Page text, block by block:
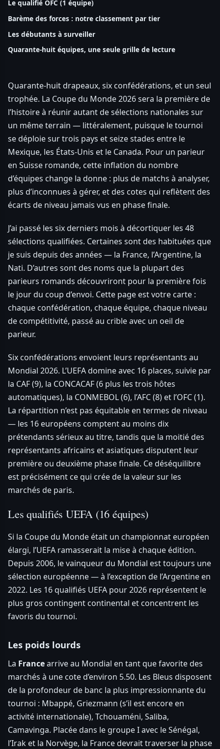
Le qualifié OFC (1 équipe)
Barème des forces : notre classement par tier
Les débutants à surveiller
Quarante-huit équipes, une seule grille de lecture
Quarante-huit drapeaux, six confédérations, et un seul
trophée. La Coupe du Monde 2026 sera la première de
l’histoire à réunir autant de sélections nationales sur
un même terrain — littéralement, puisque le tournoi
se déploie sur trois pays et seize stades entre le
Mexique, les États-Unis et le Canada. Pour un parieur
en Suisse romande, cette inflation du nombre
d’équipes change la donne : plus de matchs à analyser,
plus d’inconnues à gérer, et des cotes qui reflètent des
écarts de niveau jamais vus en phase finale.
J’ai passé les six derniers mois à décortiquer les 48
sélections qualifiées. Certaines sont des habituées que
je suis depuis des années — la France, l’Argentine, la
Nati. D’autres sont des noms que la plupart des
parieurs romands découvriront pour la première fois
le jour du coup d’envoi. Cette page est votre carte :
chaque confédération, chaque équipe, chaque niveau
de compétitivité, passé au crible avec un oeil de
parieur.
Six confédérations envoient leurs représentants au
Mondial 2026. L’UEFA domine avec 16 places, suivie par
la CAF (9), la CONCACAF (6 plus les trois hôtes
automatiques), la CONMEBOL (6), l’AFC (8) et l’OFC (1).
La répartition n’est pas équitable en termes de niveau
— les 16 européens comptent au moins dix
prétendants sérieux au titre, tandis que la moitié des
représentants africains et asiatiques disputent leur
première ou deuxième phase finale. Ce déséquilibre
est précisément ce qui crée de la valeur sur les
marchés de paris.
Les qualifiés UEFA (16 équipes)
Si la Coupe du Monde était un championnat européen
élargi, l’UEFA ramasserait la mise à chaque édition.
Depuis 2006, le vainqueur du Mondial est toujours une
sélection européenne — à l’exception de l’Argentine en
2022. Les 16 qualifiés UEFA pour 2026 représentent le
plus gros contingent continental et concentrent les
favoris du tournoi.
Les poids lourds
La Francearrive au Mondial en tant que favorite des
marchés à une cote d’environ 5.50. Les Bleus disposent
de la profondeur de banc la plus impressionnante du
tournoi : Mbappé, Griezmann (s’il est encore en
activité internationale), Tchouaméni, Saliba,
Camavinga. Placée dans le groupe I avec le Sénégal,
l’Irak et la Norvège, la France devrait traverser la phase